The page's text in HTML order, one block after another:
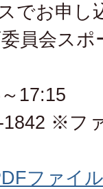
でお申し
委員会ス
17:15
1842 ※フ
ファイ